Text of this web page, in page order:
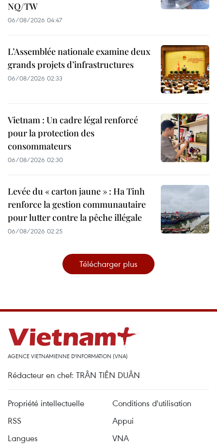
NQ/TW
06/08/2026 04:47
L’Assemblée nationale examine deux
grands projets d’infrastructures
06/08/2026 02:33
Vietnam : Un cadre légal renforcé
pour la protection des
consommateurs
06/08/2026 02:30
Levée du « carton jaune » : Ha Tinh
renforce la gestion communautaire
pour lutter contre la pêche illégale
06/08/2026 02:25
Télécharger plus
AGENCE VIETNAMIENNE D'INFORMATION (VNA)
Rédacteur en chef: TRÂN TIÊN DUÂN
Propriété intellectuelle
Conditions d'utilisation
RSS
Appui
Langues
VNA